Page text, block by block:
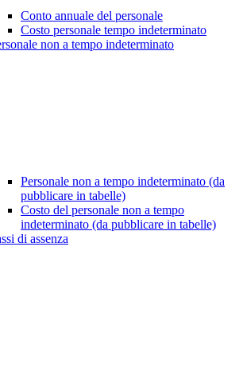
Conto annuale del personale
Costo personale tempo indeterminato
non a tempo indeterminato
Personale non a tempo indeterminato (da
pubblicare in tabelle)
Costo del personale non a tempo
indeterminato (da pubblicare in tabelle)
di assenza